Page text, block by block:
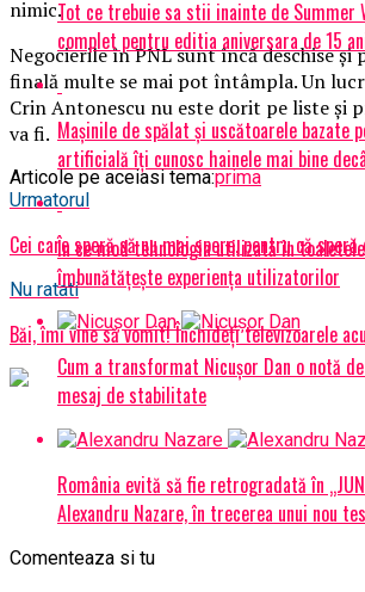
nimic.
Negocierile în PNL sunt încă deschise şi
finală multe se mai pot întâmpla. Un
Crin Antonescu nu este dorit pe liste şi
va fi.
Articole pe aceiasi tema:prima
Urmatorul
Cei care speră să nu mai spere, pentru că speră
Nu ratati
Băi, îmi vine să vomit! Închideți televizoarele
Tot ce trebuie sa stii inainte de Summer
complet pentru editia aniversara de 15
Mașinile de spălat și uscătoarele bazate
artificială îți cunosc hainele mai bine
În ce mod tehnologia utilizată în
îmbunătățește experiența utilizatorilor
Cum a transformat Nicușor Dan o notă
mesaj de stabilitate
România evită să fie retrogradată în
Alexandru Nazare, în trecerea unui nou
Comenteaza si tu